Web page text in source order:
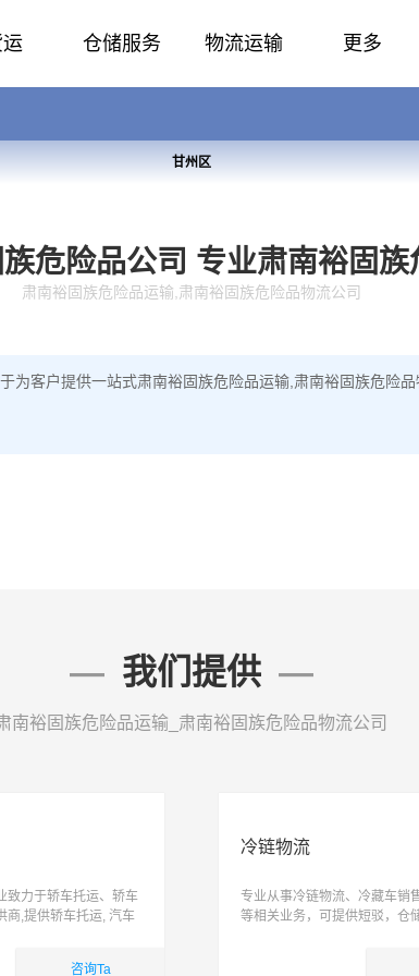
运 仓储服务 物流运输 更多
甘州区
危险品公司 专业肃南裕固
肃南裕固族危险品运输,肃南裕固族危险品物流公司
为客户提供一站式肃南裕固族危险品运输,肃南裕固族危险
我们提供
南裕固族危险品运输_肃南裕固族危险品物流公司
致力于轿车托运、轿车
商,提供轿车托运, 汽车
咨询Ta
冷链物流
专业从事冷链物流、冷藏车销
等相关业务，可提供短驳，仓